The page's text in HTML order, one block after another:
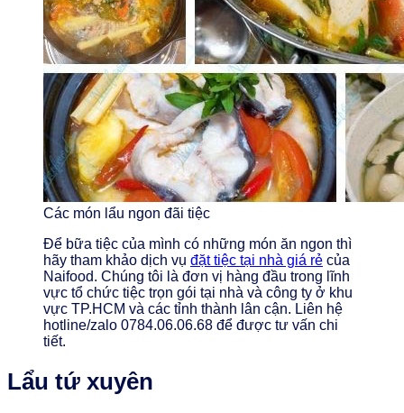
Các món lẩu ngon đãi tiệc
Để bữa tiệc của mình có những món ăn ngon thì
hãy tham khảo dịch vụ đặt tiệc tại nhà giá rẻ của
Naifood. Chúng tôi là đơn vị hàng đầu trong lĩnh
vực tổ chức tiệc trọn gói tại nhà và công ty ở khu
vực TP.HCM và các tỉnh thành lân cận. Liên hệ
hotline/zalo 0784.06.06.68 để được tư vấn chi
tiết.
Lẩu tứ xuyên